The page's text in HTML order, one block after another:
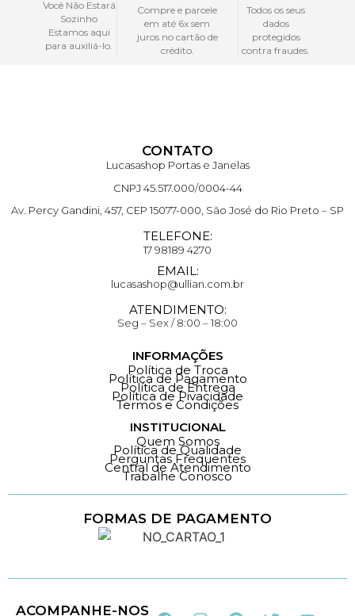
Você Não Estará
Sozinho
Estamos aqui
para auxiliá-lo.
Compre e parcele
em até 6x sem
juros no cartão de
crédito.
Todos os seus
dados
protegidos
contra fraudes.
CONTATO
Lucasashop Portas e Janelas
CNPJ 45.517.000/0004-44
Av. Percy Gandini, 457, CEP 15077-000, São José do Rio Preto – SP
TELEFONE:
17 98189 4270
EMAIL:
lucasashop@ullian.com.br
ATENDIMENTO:
Seg – Sex / 8:00 – 18:00
INFORMAÇÕES
Política de Troca
Política de Pagamento
Política de Entrega
Política de Pivacidade
Termos e Condições
INSTITUCIONAL
Quem Somos
Política de Qualidade
Perguntas Frequentes
Central de Atendimento
Trabalhe Conosco
FORMAS DE PAGAMENTO
ACOMPANHE-NOS